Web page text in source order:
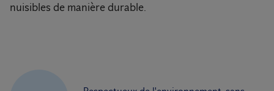
nuisibles de manière durable.